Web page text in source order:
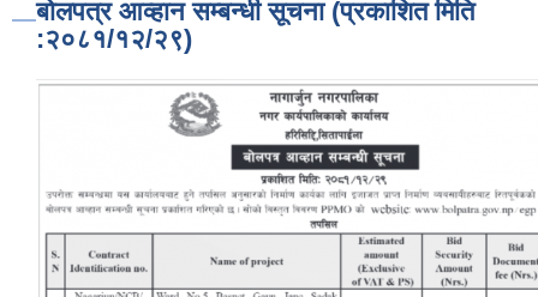
बोलपत्र आव्हान सम्बन्धी सूचना (प्रकाशित मिति
:२०८१/१२/२९)